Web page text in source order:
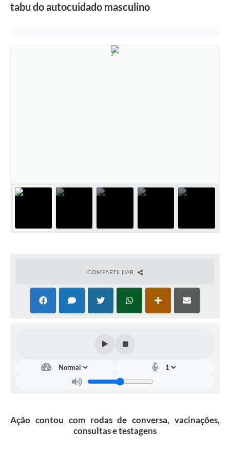
tabu do autocuidado masculino
COMPARTILHAR
Ação contou com rodas de conversa, vacinações,
consultas e testagens